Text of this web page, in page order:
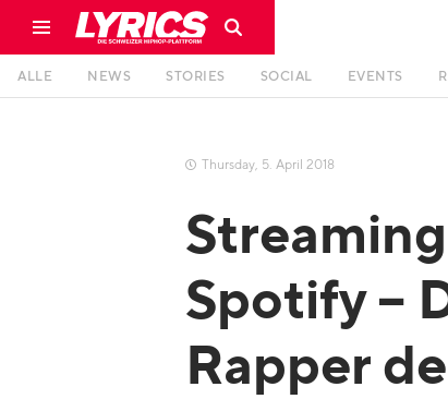
ALLE NEWS STORIES SOCIAL EVENTS
 Thursday, 5. April 2018
Spotify –
Rapper